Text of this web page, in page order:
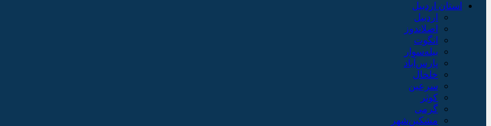
استان اردبیل
اردبیل
اصلاندوز
انگوت
بیله‌سوار
پارس‌آباد
خلخال
سرعین
کوثر
گرمی
مشکین‌شهر